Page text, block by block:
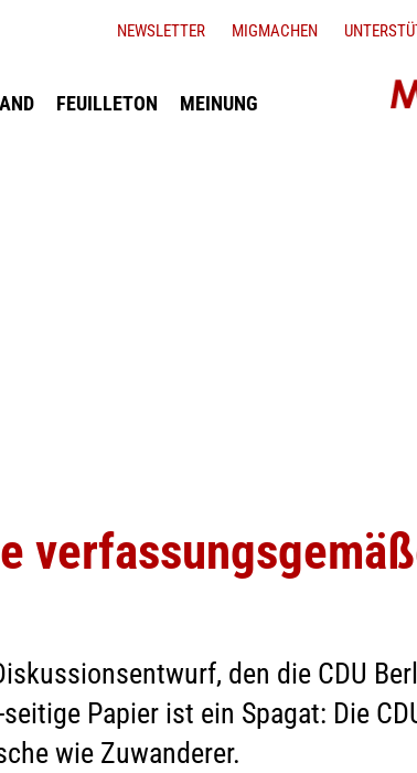
FEUILLETON MEINUNG
NEWSLETTER MIGMACHEN
den die CDU
Papier ist ein Spagat: Die
wie Zuwanderer.